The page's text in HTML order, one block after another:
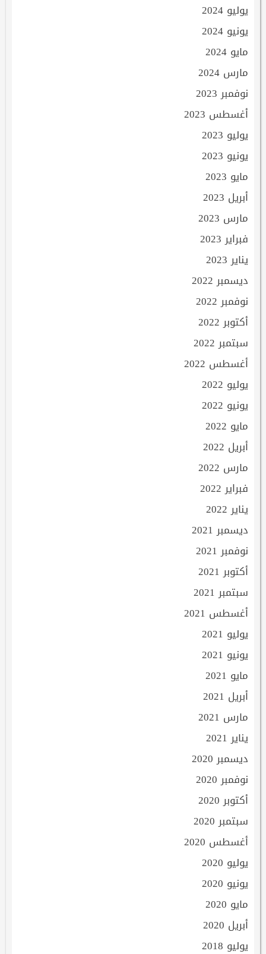
يوليو 2024
يونيو 2024
مايو 2024
مارس 2024
نوفمبر 2023
أغسطس 2023
يوليو 2023
يونيو 2023
مايو 2023
أبريل 2023
مارس 2023
فبراير 2023
يناير 2023
ديسمبر 2022
نوفمبر 2022
أكتوبر 2022
سبتمبر 2022
أغسطس 2022
يوليو 2022
يونيو 2022
مايو 2022
أبريل 2022
مارس 2022
فبراير 2022
يناير 2022
ديسمبر 2021
نوفمبر 2021
أكتوبر 2021
سبتمبر 2021
أغسطس 2021
يوليو 2021
يونيو 2021
مايو 2021
أبريل 2021
مارس 2021
يناير 2021
ديسمبر 2020
نوفمبر 2020
أكتوبر 2020
سبتمبر 2020
أغسطس 2020
يوليو 2020
يونيو 2020
مايو 2020
أبريل 2020
يوليو 2018